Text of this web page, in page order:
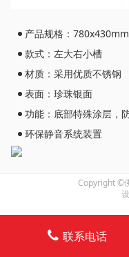
产品规格：780x430mm
款式：左大右小槽
材质：采用优质不锈钢
表面：珍珠银面
功能：底部特殊涂层，
环保静音系统装置
Copyright ©
联系电话